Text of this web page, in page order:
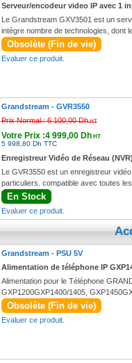
Serveur/encodeur video IP avec 1
Le Grandstream GXV3501 est un
intègre nombre de technologies, dont
Obsolète (Fin de vie)
Evaluer ce produit.
Grandstream - GVR3550
Prix Normal :6 100,00 DhHT
Votre Prix :4 999,00 DhHT
5 998,80 Dh TTC
Enregistreur Vidéo de Réseau
Le GVR3550 est un enregistreur
particuliers. compatible avec toutes
En Stock
Evaluer ce produit.
Grandstream - PSU 5V
Alimentation de téléphone IP
Alimentation pour le Téléphone
GXP1200GXP1400/1405,
Obsolète (Fin de vie)
Evaluer ce produit.